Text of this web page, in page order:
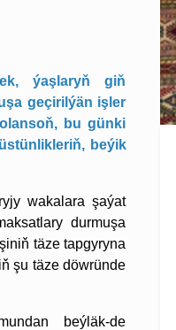
ýaşlaryň giň
geçirilýän işler
bu günki
beýik
wakalara şaýat
durmuşa
täze tapgyryna
şu täze döwründe
beýläk-de